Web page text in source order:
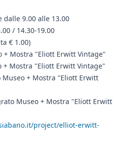
dalle 9.00 alle 13.00
/ 14.30-19.00
€ 1.00)
Mostra "Eliott Erwitt Vintage"
Mostra "Eliott Erwitt Vintage"
+ Mostra "Eliott Erwitt
Museo + Mostra "Eliott Erwitt
project/elliot-erwitt-